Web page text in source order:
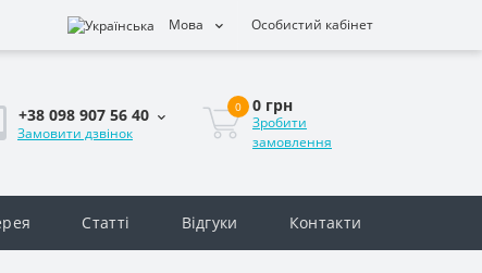
Мова Особистий кабінет
+38 098 907 56 40
Замовити дзвінок
0 0 грн
Зробити
замовлення
Статті Відгуки Контакти